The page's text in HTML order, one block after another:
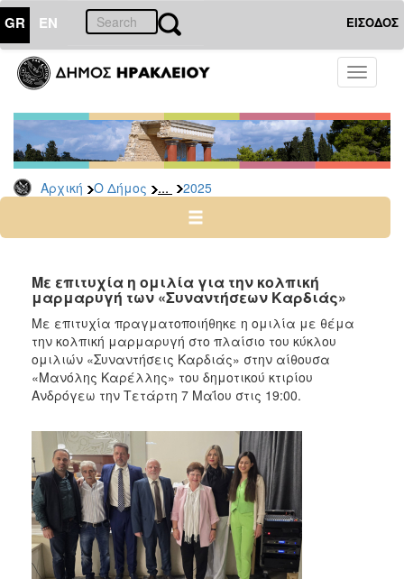
GR EN ΕΙΣΟΔΟΣ
Toggle
Αρχική Ο Δήμος ... 2025
ΔΗΜΟΣ
Δελτία
Τύπου
Αρχείο
2026
2024
2022
2021
2020
2019
2018
2017
2016
2015
2013
2012
2011
Με επιτυχία η ομιλία για την κολπική
μαρμαρυγή των «Συναντήσεων Καρδιάς»
Με επιτυχία πραγματοποιήθηκε η ομιλία με θέμα
την κολπική μαρμαρυγή στο πλαίσιο του κύκλου
ομιλιών «Συναντήσεις Καρδιάς» στην αίθουσα
«Μανόλης Καρέλλης» του δημοτικού κτιρίου
Ανδρόγεω την Τετάρτη 7 Μαΐου στις 19:00.